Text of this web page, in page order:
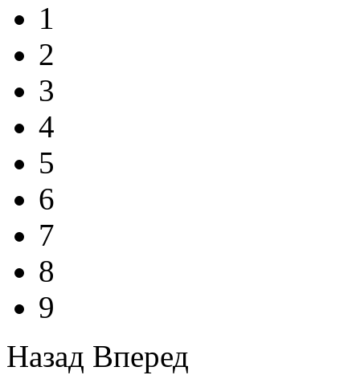
1
2
3
4
5
6
7
8
9
Назад Вперед